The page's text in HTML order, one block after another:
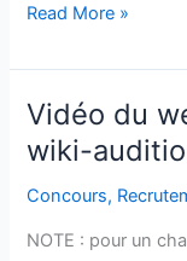
Bibliographies
l’agrégation
2025
(externe,
interne,
spéciale
Read More »
Vidéo du
wiki-
Concours,
NOTE : pour un